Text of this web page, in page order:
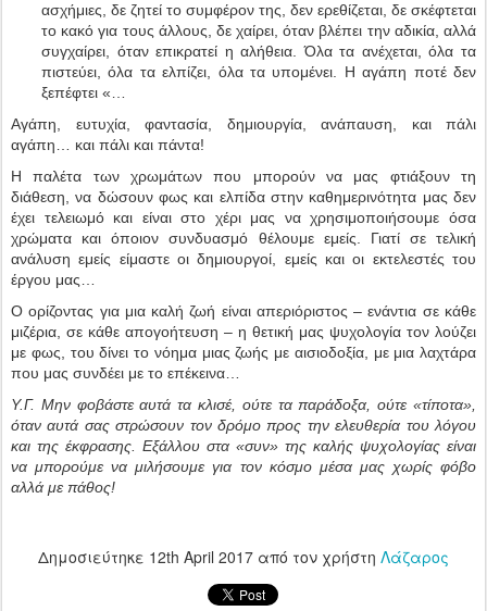
ασχήμιες, δε ζητεί το συμφέρον της, δεν ερεθίζεται, δε σκέφτεται
το κακό για τους άλλους, δε χαίρει, όταν βλέπει την αδικία, αλλά
συγχαίρει, όταν επικρατεί η αλήθεια. Όλα τα ανέχεται, όλα τα
πιστεύει, όλα τα ελπίζει, όλα τα υπομένει. Η αγάπη ποτέ δεν
ξεπέφτει «…
Αγάπη, ευτυχία, φαντασία, δημιουργία, ανάπαυση, και πάλι
αγάπη… και πάλι και πάντα!
Η παλέτα των χρωμάτων που μπορούν να μας φτιάξουν τη
διάθεση, να δώσουν φως και ελπίδα στην καθημερινότητα μας δεν
έχει τελειωμό και είναι στο χέρι μας να χρησιμοποιήσουμε όσα
χρώματα και όποιον συνδυασμό θέλουμε εμείς. Γιατί σε τελική
ανάλυση εμείς είμαστε οι δημιουργοί, εμείς και οι εκτελεστές του
έργου μας…
Ο ορίζοντας για μια καλή ζωή είναι απεριόριστος – ενάντια σε κάθε
μιζέρια, σε κάθε απογοήτευση – η θετική μας ψυχολογία τον λούζει
με φως, του δίνει το νόημα μιας ζωής με αισιοδοξία, με μια λαχτάρα
που μας συνδέει με το επέκεινα…
Υ.Γ. Μην φοβάστε αυτά τα κλισέ, ούτε τα παράδοξα, ούτε «τίποτα»,
όταν αυτά σας στρώσουν τον δρόμο προς την ελευθερία του λόγου
και της έκφρασης. Εξάλλου στα «συν» της καλής ψυχολογίας είναι
να μπορούμε να μιλήσουμε για τον κόσμο μέσα μας χωρίς φόβο
αλλά με πάθος!
Δημοσιεύτηκε 12th April 2017 από τον χρήστη Λάζαρος